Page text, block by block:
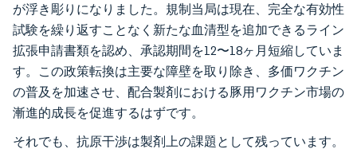
が浮き彫りになりました。規制当局は現在、完全な有効性
試験を繰り返すことなく新たな血清型を追加できるライン
拡張申請書類を認め、承認期間を12〜18ヶ月短縮していま
す。この政策転換は主要な障壁を取り除き、多価ワクチン
の普及を加速させ、配合製剤における豚用ワクチン市場の
漸進的成長を促進するはずです。
それでも、抗原干渉は製剤上の課題として残っています。